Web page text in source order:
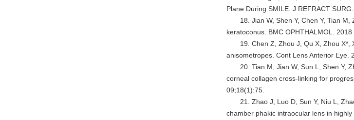
Plane During SMILE. J REFRACT
18. Jian W, Shen Y, Chen Y, Tian
keratoconus. BMC OPHTHALMOL.
19. Chen Z, Zhou J, Qu X, Zhou X*,
anisometropes. Cont Lens Anterior Eye.
20. Tian M, Jian W, Sun L, Shen Y,
corneal collagen cross-linking for
09;18(1):75.
21. Zhao J, Luo D, Sun Y, Niu L,
chamber phakic intraocular lens in